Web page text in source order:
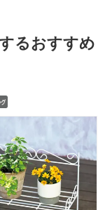
るおすすめ